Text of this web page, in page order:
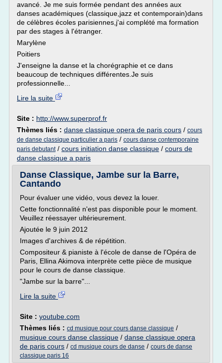
avancé. Je me suis formée pendant des années aux
danses académiques (classique,jazz et contemporain)dans
de célèbres écoles parisiennes,j'ai complété ma formation
par des stages à l'étranger.
Marylène
Poitiers
J'enseigne la danse et la chorégraphie et ce dans
beaucoup de techniques différentes.Je suis
professionnelle...
Lire la suite
Site : http://www.superprof.fr
Thèmes liés : danse classique opera de paris cours / cours
de danse classique particulier a paris / cours danse contemporaine
paris debutant/ cours initiation danse classique / cours de
danse classique a paris
Danse Classique, Jambe sur la Barre,
Cantando
Pour évaluer une vidéo, vous devez la louer.
Cette fonctionnalité n'est pas disponible pour le moment.
Veuillez réessayer ultérieurement.
Ajoutée le 9 juin 2012
Images d'archives & de répétition.
Compositeur & pianiste à l'école de danse de l'Opéra de
Paris, Ellina Akimova interprète cette pièce de musique
pour le cours de danse classique.
"Jambe sur la barre"...
Lire la suite
Site : youtube.com
Thèmes liés : cd musique pour cours danse classique /
musique cours danse classique / danse classique opera
de paris cours / cd musique cours de danse / cours de danse
classique paris 16